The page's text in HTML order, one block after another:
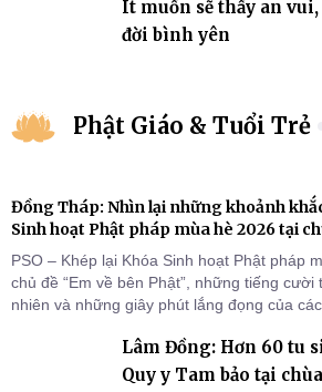
Ít muốn sẽ thấy an
đời bình yên
Phật Giáo & Tuổi Trẻ
Đồng Tháp: Nhìn lại những khoảnh
Sinh hoạt Phật pháp mùa hè 2026 tại
PSO – Khép lại Khóa Sinh hoạt Phật pháp
chủ đề “Em về bên Phật”, những tiếng
nhiên và những giây phút lắng đọng của
Tháp). Những tuần tu học ngắn ngủi
trang quý báu, gieo những hạt giống thiện l
Lâm Đồng: Hơn 60 tu
Quy y Tam bảo tại